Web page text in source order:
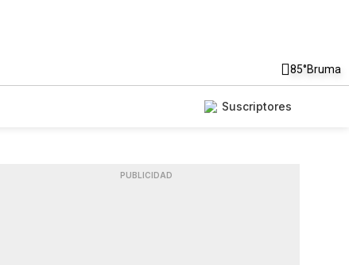
85°Bruma
Suscriptores
PUBLICIDAD